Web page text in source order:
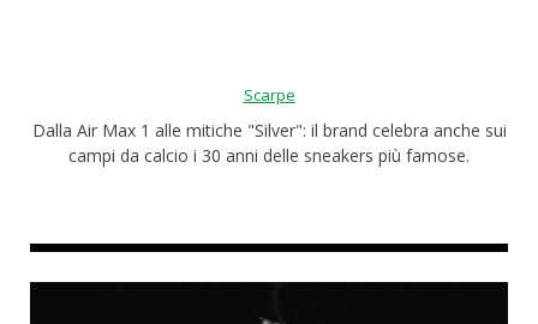
Scarpe
Dalla Air Max 1 alle mitiche "Silver": il brand celebra anche sui
campi da calcio i 30 anni delle sneakers più famose.